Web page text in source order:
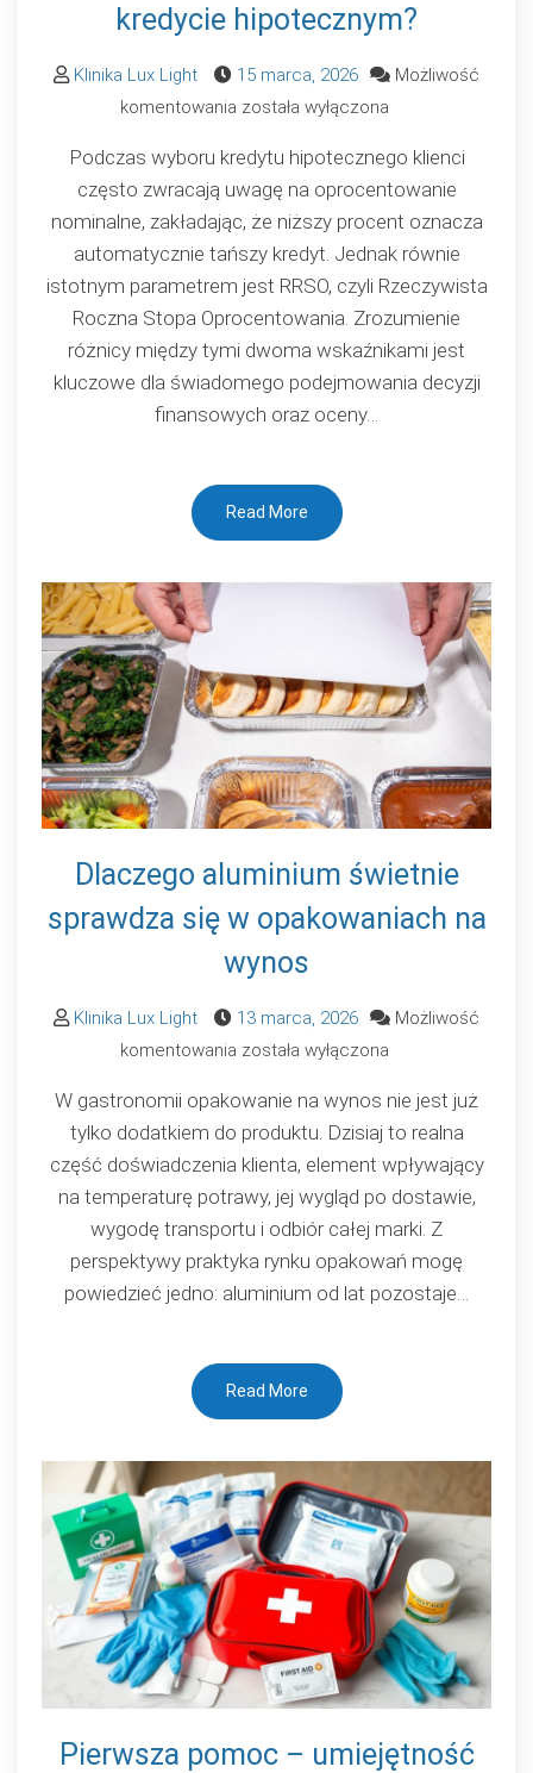
kredycie hipotecznym?
Klinika Lux Light 15 marca, 2026
Możliwość
komentowania Czym
się
RRSO
od
oprocentowania
nominalnego
w
kredycie
hipotecznym?
została wyłączona
Podczas wyboru kredytu hipotecznego klienci
często zwracają uwagę na oprocentowanie
nominalne, zakładając, że niższy procent oznacza
automatycznie tańszy kredyt. Jednak równie
istotnym parametrem jest RRSO, czyli Rzeczywista
Roczna Stopa Oprocentowania. Zrozumienie
różnicy między tymi dwoma wskaźnikami jest
kluczowe dla świadomego podejmowania decyzji
finansowych oraz oceny…
Read More
Dlaczego aluminium świetnie
sprawdza się w opakowaniach na
wynos
Klinika Lux Light 13 marca, 2026
Możliwość
komentowania Dlaczego
świetnie
sprawdza
się
w
opakowaniach
na
wynos
została wyłączona
W gastronomii opakowanie na wynos nie jest już
tylko dodatkiem do produktu. Dzisiaj to realna
część doświadczenia klienta, element wpływający
na temperaturę potrawy, jej wygląd po dostawie,
wygodę transportu i odbiór całej marki. Z
perspektywy praktyka rynku opakowań mogę
powiedzieć jedno: aluminium od lat pozostaje…
Read More
Pierwsza pomoc – umiejętność